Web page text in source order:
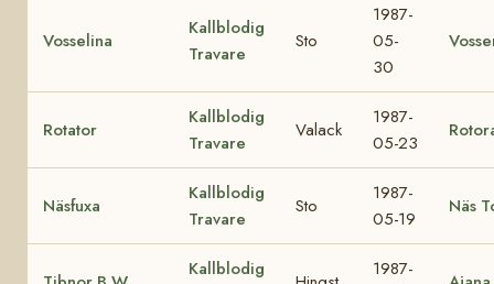
Vosselina
Kallblodig
Travare
Sto
1987-
05-
30
Rotator
Kallblodig
Travare
Valack
1987-
05-23
Näsfuxa
Kallblodig
Travare
Sto
1987-
05-19
Näs
Kallblodig
1987-